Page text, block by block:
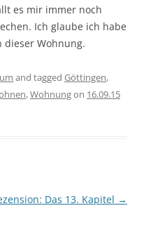
es mir immer noch
Ich glaube ich habe
dieser Wohnung.
and tagged Göttingen,
,Wohnungon 16.09.15
Das 13. Kapitel →